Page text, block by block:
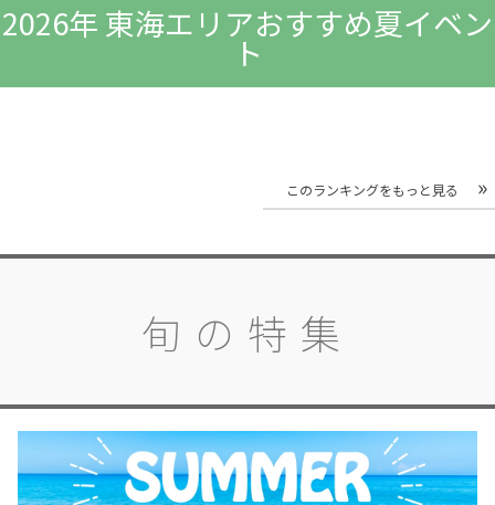
2026年 東海エリアおすすめ夏イベン
ト
このランキングをもっと見る
旬の特集